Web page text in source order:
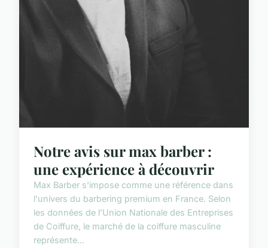
Notre avis sur max barber :
une expérience à découvrir
Max Barber s'impose comme une référence dans
l'univers du barbering premium en France. Selon
les données de l'Union Nationale des Entreprises
de Coiffure, le marché de la coiffure masculine
représente...